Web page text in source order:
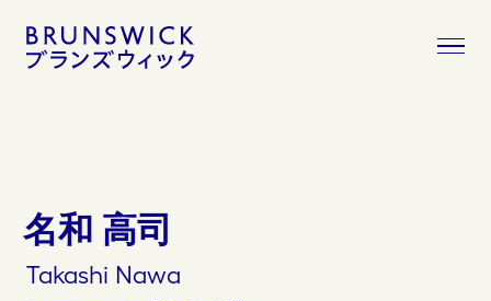
名和 高司
Takashi Nawa